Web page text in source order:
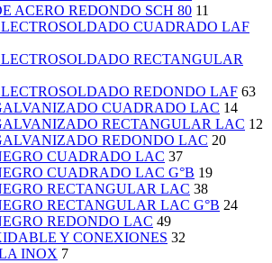
ACERO REDONDO SCH 80 11
CUADRADO LAF
RECTANGULAR
REDONDO LAF 63
CUADRADO LAC 14
RECTANGULAR LAC 12
REDONDO LAC 20
CUADRADO LAC 37
CUADRADO LAC G°B 19
RECTANGULAR LAC 38
RECTANGULAR LAC G°B 24
REDONDO LAC 49
Y CONEXIONES 32
INOX 7